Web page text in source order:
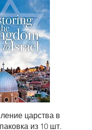
просмотр
царства в
из 10 шт.